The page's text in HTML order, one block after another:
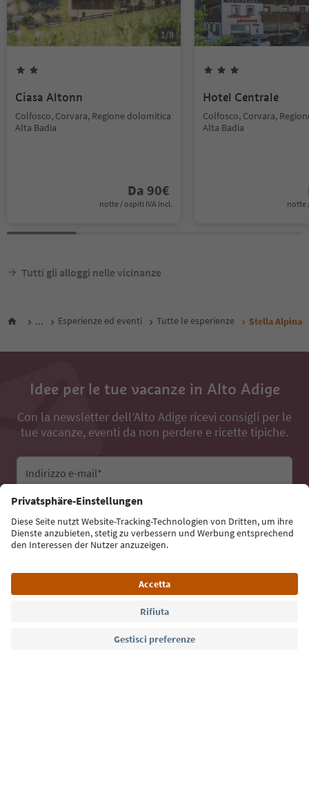
1/8
Ciasa Altonn
Colfosco, Corvara, Regione dolomitica
Alta Badia
Da 90€
notte / ospiti IVA incl.
Hotel Centrale
Colfosco, Corvara,
Alta Badia
notte
Tutti gli alloggi nelle vicinanze
... Esperienze ed eventi Tutte le esperienze Stella Alpina
Idee per le tue vacanze in Alto Adige
Con la newsletter dell’Alto Adige ricevi consigli per le
tue vacanze, eventi da non perdere e ricette tipiche.
Indirizzo e-mail*
Iscriviti alla newsletter